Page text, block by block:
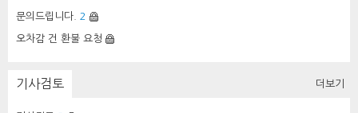
문의드립니다. 2
오차감 건 환불 요청
기사검토 더보기